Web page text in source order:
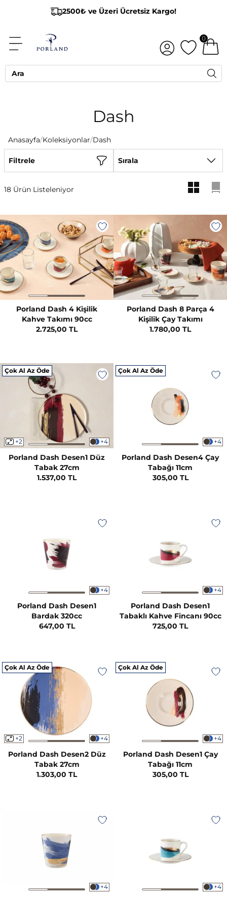
2500₺ ve Üzeri Ücretsiz Kargo!
0
Dash
Anasayfa/Koleksiyonlar/Dash
18 Ürün Listeleniyor
Filtrele Sırala
Porland Dash 4 Kişilik
Kahve Takımı 90cc
2.725,00 TL
Porland Dash 8 Parça 4
Kişilik Çay Takımı
1.780,00 TL
Çok Al Az Öde
+2 +4
Porland Dash Desen1 Düz
Tabak 27cm
1.537,00 TL
Çok Al Az Öde
+4
Porland Dash Desen4 Çay
Tabağı 11cm
305,00 TL
+4
Porland Dash Desen1
Bardak 320cc
647,00 TL
+4
Porland Dash Desen1
Tabaklı Kahve Fincanı 90cc
725,00 TL
Çok Al Az Öde
+2 +4
Porland Dash Desen2 Düz
Tabak 27cm
1.303,00 TL
Çok Al Az Öde
+4
Porland Dash Desen1 Çay
Tabağı 11cm
305,00 TL
+4 +4